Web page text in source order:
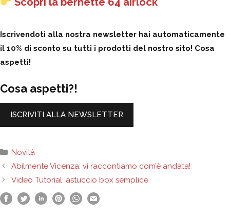
Iscrivendoti alla nostra newsletter hai automaticamente
il 10% di sconto su tutti i prodotti del nostro sito! Cosa
aspetti!
Cosa aspetti?!
ISCRIVITI ALLA NEWSLETTER
Categorie
Novità
Abilmente Vicenza: vi raccontiamo com’è andata!
Video Tutorial: astuccio box semplice